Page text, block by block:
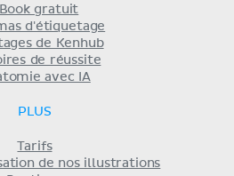
gratuit
d'étiquetage
de Kenhub
de réussite
avec IA
PLUS
Tarifs
de nos illustrations